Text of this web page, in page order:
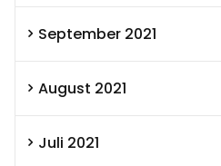
September 2021
August 2021
Juli 2021